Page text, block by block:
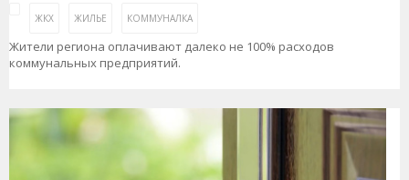
ЖКХ ЖИЛЬЕ КОММУНАЛКА
Жители региона оплачивают далеко не 100% расходов
коммунальных предприятий.